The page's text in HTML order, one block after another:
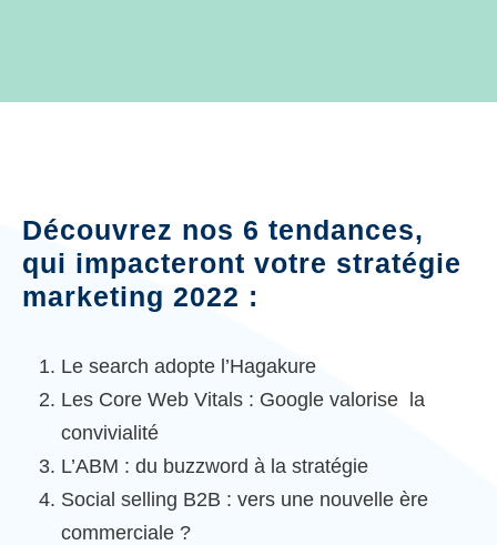
Découvrez nos 6 tendances,
qui impacteront votre stratégie
marketing 2022 :
Le search adopte l’Hagakure
Les Core Web Vitals : Google valorise la
convivialité
L’ABM : du buzzword à la stratégie
Social selling B2B : vers une nouvelle ère
commerciale ?